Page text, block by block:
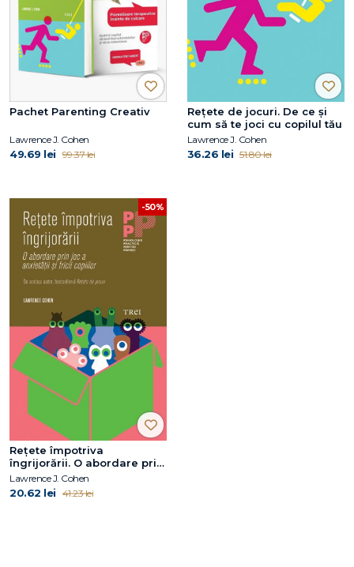
Pachet Parenting Creativ
Lawrence J. Cohen
49.69 lei 99.37 lei
Reţete de jocuri. De ce şi
cum să te joci cu copilul tău
Lawrence J. Cohen
36.26 lei 51.80 lei
-50%
Reţete împotriva
îngrijorării. O abordare prin
joc a anxietăţii şi fricii
copiilor
Lawrence J. Cohen
20.62 lei 41.23 lei